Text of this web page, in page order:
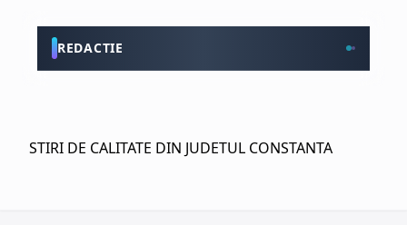
REDACTIE
STIRI DE CALITATE DIN JUDETUL CONSTANTA